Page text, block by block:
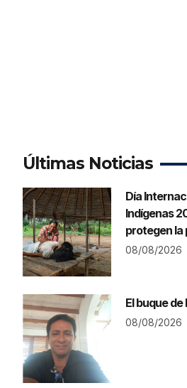
Últimas Noticias
Día
Indígenas
protegen la
08/08/2026
El buque
08/08/2026